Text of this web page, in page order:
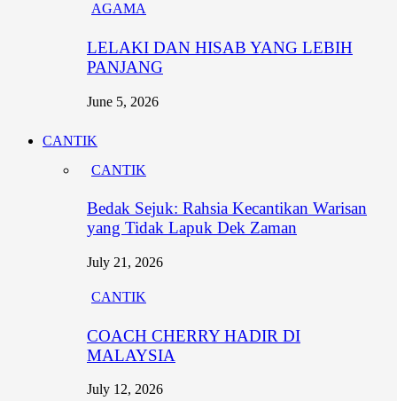
AGAMA
LELAKI DAN HISAB YANG LEBIH
PANJANG
June 5, 2026
CANTIK
CANTIK
Bedak Sejuk: Rahsia Kecantikan Warisan
yang Tidak Lapuk Dek Zaman
July 21, 2026
CANTIK
COACH CHERRY HADIR DI
MALAYSIA
July 12, 2026